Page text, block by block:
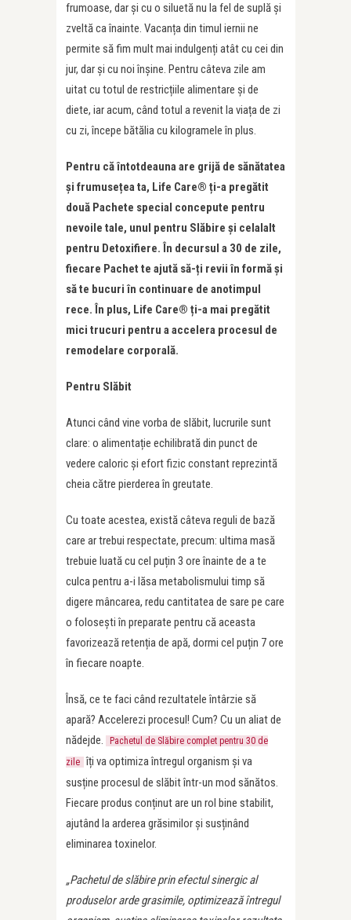
frumoase, dar și cu o siluetă nu la fel de suplă și
zveltă ca înainte. Vacanța din timul iernii ne
permite să fim mult mai indulgenți atât cu cei din
jur, dar și cu noi înșine. Pentru câteva zile am
uitat cu totul de restricțiile alimentare și de
diete, iar acum, când totul a revenit la viața de zi
cu zi, începe bătălia cu kilogramele în plus.
Pentru că întotdeauna are grijă de sănătatea
și frumusețea ta, Life Care® ți-a pregătit
două Pachete special concepute pentru
nevoile tale, unul pentru Slăbire și celalalt
pentru Detoxifiere. În decursul a 30 de zile,
fiecare Pachet te ajută să-ți revii în formă și
să te bucuri în continuare de anotimpul
rece. În plus, Life Care® ți-a mai pregătit
mici trucuri pentru a accelera procesul de
remodelare corporală.
Pentru Slăbit
Atunci când vine vorba de slăbit, lucrurile sunt
clare: o alimentație echilibrată din punct de
vedere caloric și efort fizic constant reprezintă
cheia către pierderea în greutate.
Cu toate acestea, există câteva reguli de bază
care ar trebui respectate, precum: ultima masă
trebuie luată cu cel puțin 3 ore înainte de a te
culca pentru a-i lăsa metabolismului timp să
digere mâncarea, redu cantitatea de sare pe care
o folosești în preparate pentru că aceasta
favorizează retenția de apă, dormi cel puțin 7 ore
în fiecare noapte.
Însă, ce te faci când rezultatele întârzie să
apară? Accelerezi procesul! Cum? Cu un aliat de
nădejde.
Pachetul de Slăbire complet pentru 30 de
zile îți va optimiza întregul organism și va
susține procesul de slăbit într-un mod sănătos.
Fiecare produs conținut are un rol bine stabilit,
ajutând la arderea grăsimilor și susținând
eliminarea toxinelor.
„Pachetul de slăbire prin efectul sinergic al
produselor arde grasimile, optimizează întregul